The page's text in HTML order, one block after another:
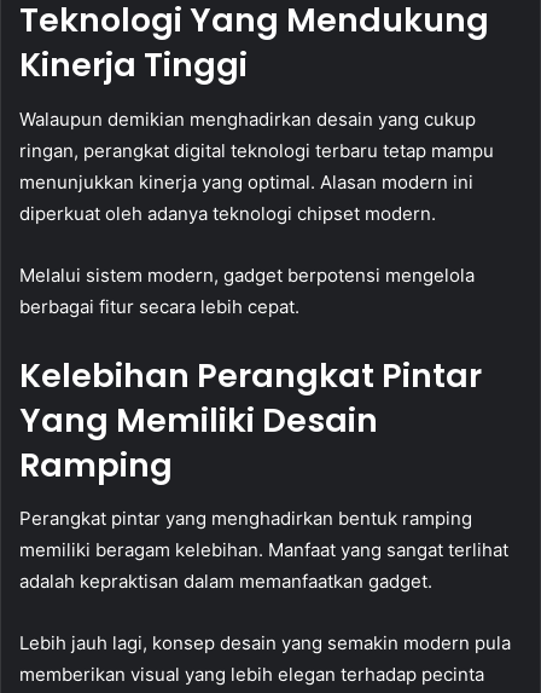
Teknologi Yang Mendukung
Kinerja Tinggi
Walaupun demikian menghadirkan desain yang cukup
ringan, perangkat digital teknologi terbaru tetap mampu
menunjukkan kinerja yang optimal. Alasan modern ini
diperkuat oleh adanya teknologi chipset modern.
Melalui sistem modern, gadget berpotensi mengelola
berbagai fitur secara lebih cepat.
Kelebihan Perangkat Pintar
Yang Memiliki Desain
Ramping
Perangkat pintar yang menghadirkan bentuk ramping
memiliki beragam kelebihan. Manfaat yang sangat terlihat
adalah kepraktisan dalam memanfaatkan gadget.
Lebih jauh lagi, konsep desain yang semakin modern pula
memberikan visual yang lebih elegan terhadap pecinta